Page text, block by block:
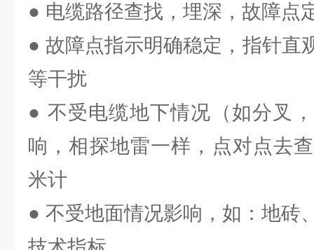
● 电缆路径查找，埋深，故障点
● 故障点指示明确稳定，指针直
等干扰
● 不受电缆地下情况（如分叉
响，相探地雷一样，点对点去
米计
● 不受地面情况影响，如：地砖